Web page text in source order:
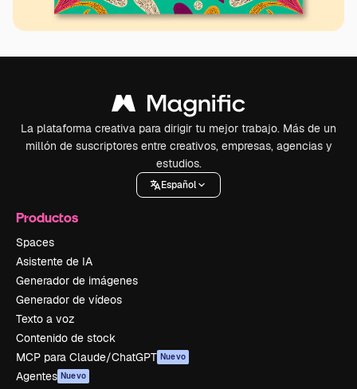
La plataforma creativa para dirigir tu mejor trabajo. Más de un
millón de suscriptores entre creativos, empresas, agencias y
estudios.
Español
Productos
Spaces
Asistente de IA
Generador de imágenes
Generador de vídeos
Texto a voz
Contenido de stock
MCP para Claude/ChatGPT Nuevo
Agentes Nuevo